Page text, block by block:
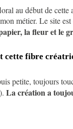
au début de
métier. Le site
la fleur et le
cette fibre
petite, toujours
La création a